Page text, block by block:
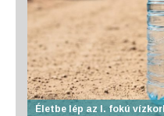
Életbe lép az I. fokú